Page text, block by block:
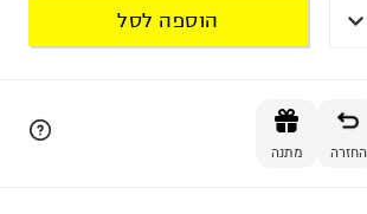
הוספה לסל
החזרה מתנה